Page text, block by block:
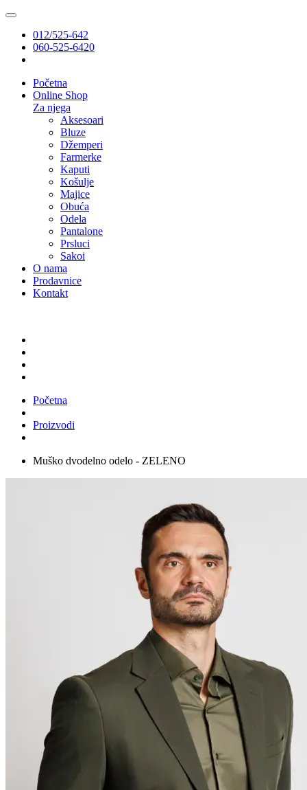
012/525-642
060-525-6420
Početna
Online Shop
Za njega
Aksesoari
Bluze
Džemperi
Farmerke
Kaputi
Košulje
Majice
Obuća
Odela
Pantalone
Prsluci
Sakoi
O nama
Prodavnice
Kontakt
Početna
Proizvodi
Muško dvodelno odelo - ZELENO